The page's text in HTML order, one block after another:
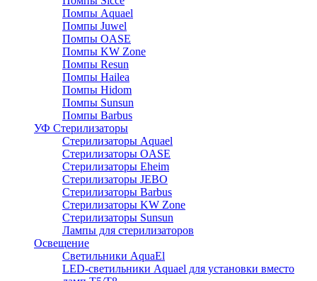
Помпы Aquael
Помпы Juwel
Помпы OASE
Помпы KW Zone
Помпы Resun
Помпы Hailea
Помпы Hidom
Помпы Sunsun
Помпы Barbus
УФ Стерилизаторы
Стерилизаторы Aquael
Стерилизаторы OASE
Стерилизаторы Eheim
Стерилизаторы JEBO
Стерилизаторы Barbus
Стерилизаторы KW Zone
Стерилизаторы Sunsun
Лампы для стерилизаторов
Освещение
Cветильники AquaEl
LED-светильники Aquael для установки вместо